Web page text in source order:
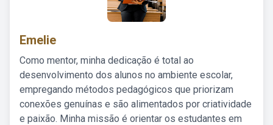
Emelie
Como mentor, minha dedicação é total ao
desenvolvimento dos alunos no ambiente escolar,
empregando métodos pedagógicos que priorizam
conexões genuínas e são alimentados por criatividade
e paixão. Minha missão é orientar os estudantes em